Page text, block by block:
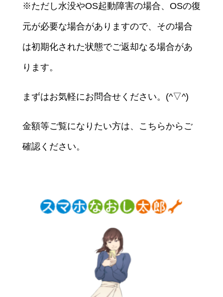
※ただし水没やOS起動障害の場合、OSの復
元が必要な場合がありますので、その場合
は初期化された状態でご返却なる場合があ
ります。
まずはお気軽にお問合せください。(^▽^)
金額等ご覧になりたい方は、こちらからご
確認ください。